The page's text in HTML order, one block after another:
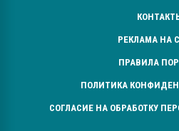
РЕКЛАМА НА
ПРАВИЛА
ПОЛИТИКА
СОГЛАСИЕ НА ОБРАБОТКУ